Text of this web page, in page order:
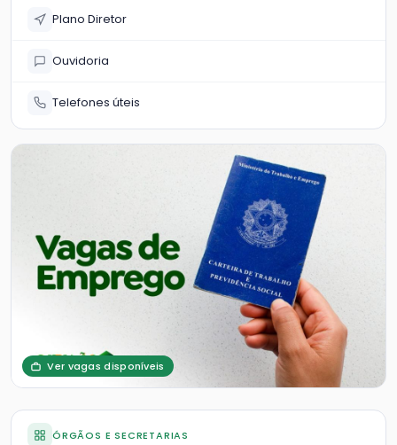
Plano Diretor
Ouvidoria
Telefones úteis
Ver vagas disponíveis
ÓRGÃOS E SECRETARIAS